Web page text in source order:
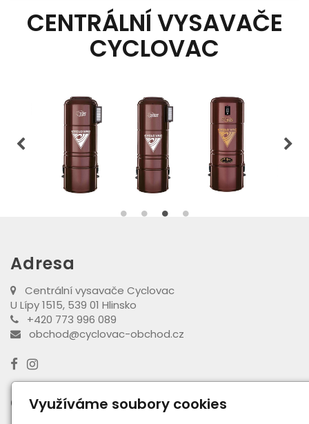
CENTRÁLNÍ VYSAVAČE
CYCLOVAC
Adresa
Centrální vysavače Cyclovac
U Lípy 1515, 539 01 Hlinsko
+420 773 996 089
obchod@cyclovac-obchod.cz
Otevírací doba výdejny
Využíváme soubory cookies